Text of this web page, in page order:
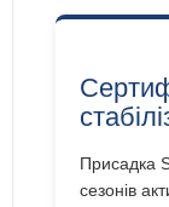
Присадка
сезонів